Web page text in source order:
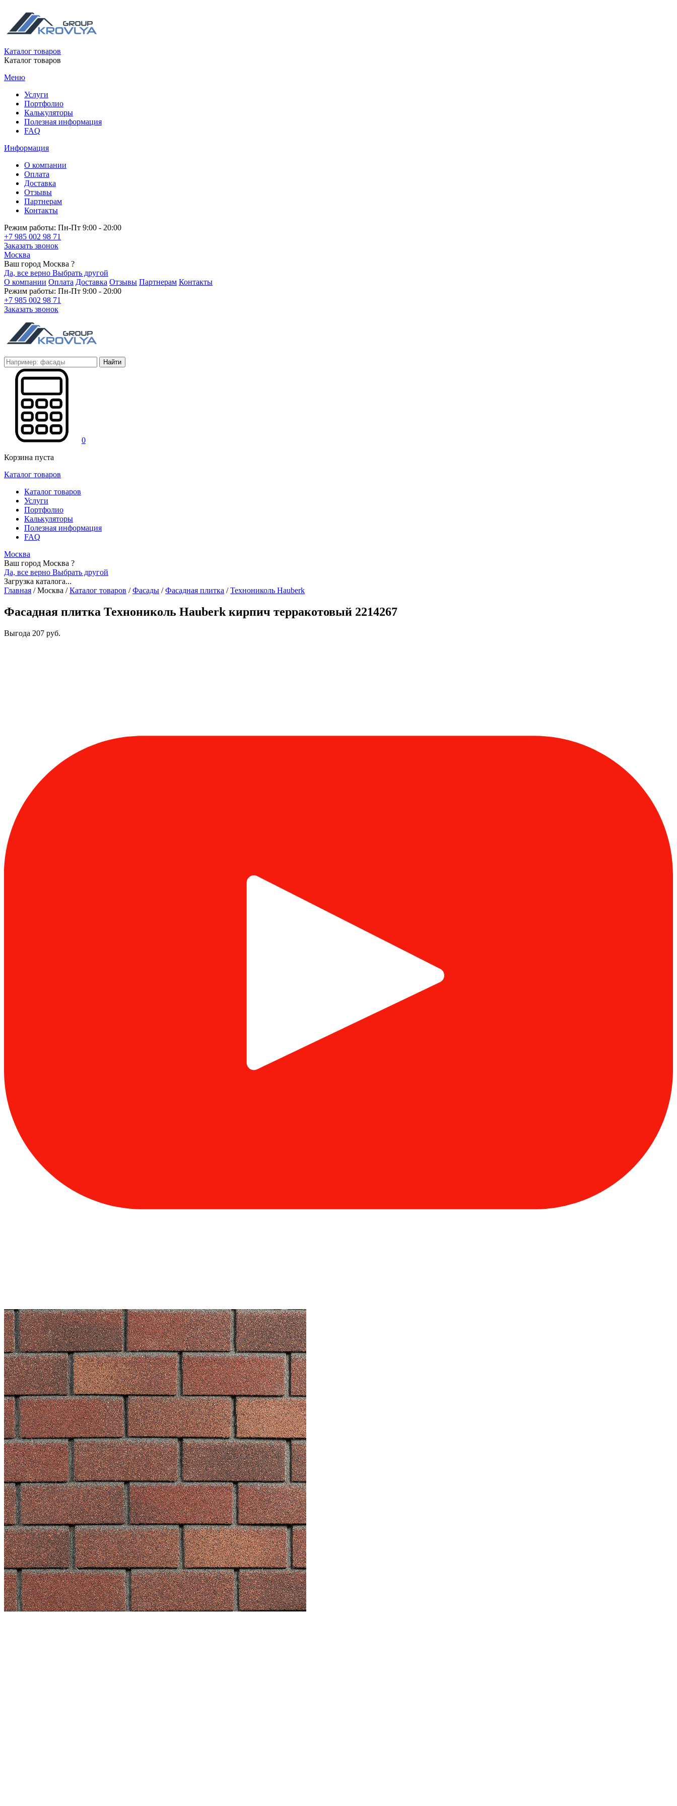
Каталог товаров
Каталог товаров
Меню
Услуги
Портфолио
Калькуляторы
Полезная информация
FAQ
Информация
О компании
Оплата
Доставка
Отзывы
Партнерам
Контакты
Режим работы: Пн-Пт 9:00 - 20:00
+7 985 002 98 71
Заказать звонок
Москва
Ваш город Москва ?
Да, все верно Выбрать другой
О компании Оплата Доставка Отзывы Партнерам Контакты
Режим работы: Пн-Пт 9:00 - 20:00
+7 985 002 98 71
Заказать звонок
Найти
0
Корзина пуста
Каталог товаров
Каталог товаров
Услуги
Портфолио
Калькуляторы
Полезная информация
FAQ
Москва
Ваш город Москва ?
Да, все верно Выбрать другой
Загрузка каталога...
Главная /Москва / Каталог товаров / Фасады / Фасадная плитка / Технониколь Hauberk
Фасадная плитка Технониколь Hauberk кирпич терракотовый 2214267
Выгода 207 руб.